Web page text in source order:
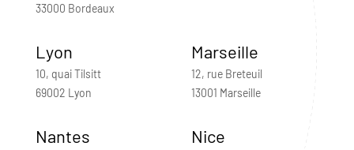
33000 Bordeaux
Lyon
10, quai Tilsitt
69002 Lyon
Marseille
12, rue Breteuil
13001 Marseille
Nantes Nice